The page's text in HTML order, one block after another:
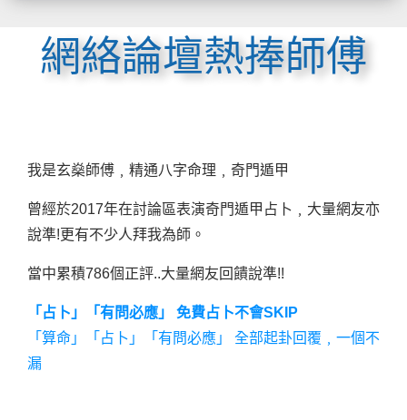
網絡論壇熱捧師傅
我是玄燊師傅﹐精通八字命理﹐奇門遁甲
曾經於2017年在討論區表演奇門遁甲占卜﹐大量網友亦
說準!更有不少人拜我為師。
當中累積786個正評..大量網友回饋說準!!
「占卜」「有問必應」 免費占卜不會SKIP
「算命」「占卜」「有問必應」 全部起卦回覆﹐一個不
漏